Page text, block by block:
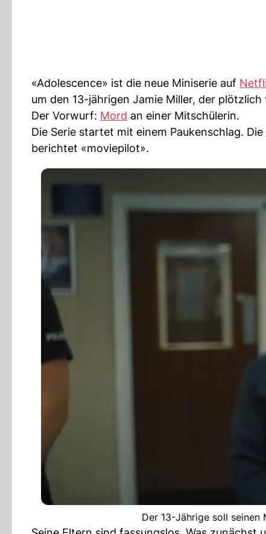
«Adolescence» ist die neue Miniserie auf
um den 13-jährigen Jamie Miller, der
Der Vorwurf: Mord an einer Mitschülerin.
Die Serie startet mit einem Paukenschlag.
berichtet «moviepilot».
Der 13-Jährige soll